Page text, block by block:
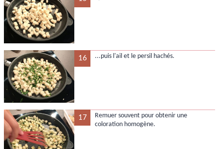
16 ...puis l'ail et le persil hachés.
17
Remuer souvent pour obtenir une
coloration homogène.